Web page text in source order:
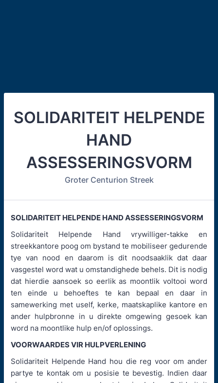
SOLIDARITEIT HELPENDE
HAND
ASSESSERINGSVORM
Groter Centurion Streek
SOLIDARITEIT HELPENDE HAND ASSESSERINGSVORM
Solidariteit Helpende Hand vrywilliger-takke en
streekkantore poog om bystand te mobiliseer gedurende
tye van nood en daarom is dit noodsaaklik dat daar
vasgestel word wat u omstandighede behels. Dit is nodig
dat hierdie aansoek so eerlik as moontlik voltooi word
ten einde u behoeftes te kan bepaal en daar in
samewerking met uself, kerke, maatskaplike kantore en
ander hulpbronne in u direkte omgewing gesoek kan
word na moontlike hulp en/of oplossings.
VOORWAARDES VIR HULPVERLENING
Solidariteit Helpende Hand hou die reg voor om ander
partye te kontak om u posisie te bevestig. Indien daar